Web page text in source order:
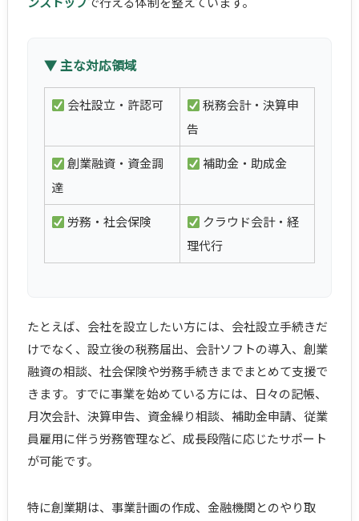
▼ 主な対応領域
会社設立・許認可
税務会計・決算申
告
創業融資・資金調
達
補助金・助成金
労務・社会保険
クラウド会計・経
理代行
たとえば、会社を設立したい方には、会社設立手続きだ
けでなく、設立後の税務届出、会計ソフトの導入、創業
融資の相談、社会保険や労務手続きまでまとめて支援で
きます。すでに事業を始めている方には、日々の記帳、
月次会計、決算申告、資金繰り相談、補助金申請、従業
員雇用に伴う労務管理など、成長段階に応じたサポート
が可能です。
特に創業期は、事業計画の作成、金融機関とのやり取